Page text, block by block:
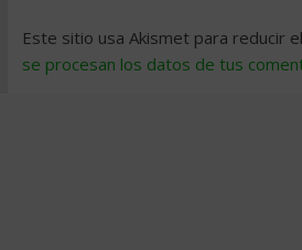
Este sitio usa Akismet para reducir
se procesan los datos de tus